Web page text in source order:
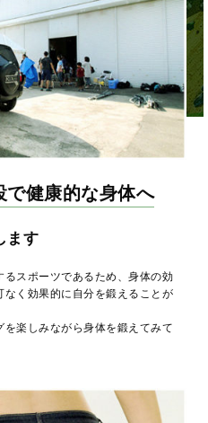
健康的な身体へ
ます
スポーツであるため、身体の効
く効果的に自分を鍛えることが
楽しみながら身体を鍛えてみて